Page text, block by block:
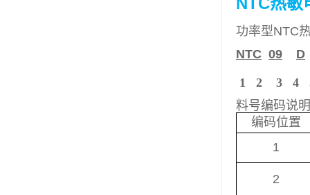
功率型NTC
NTC 09 D
1 2 3 4
料号编码说明
编码位置
1
2